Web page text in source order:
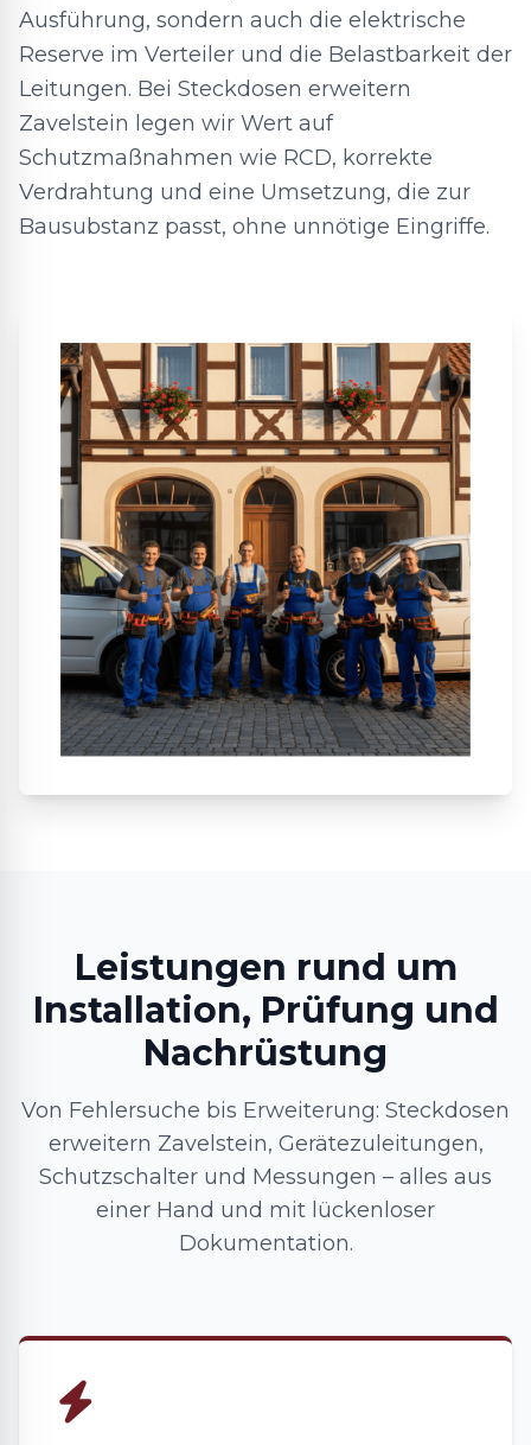
Ausführung, sondern auch die elektrische
Reserve im Verteiler und die Belastbarkeit der
Leitungen. Bei Steckdosen erweitern
Zavelstein legen wir Wert auf
Schutzmaßnahmen wie RCD, korrekte
Verdrahtung und eine Umsetzung, die zur
Bausubstanz passt, ohne unnötige Eingriffe.
Leistungen rund um
Installation, Prüfung und
Nachrüstung
Von Fehlersuche bis Erweiterung: Steckdosen
erweitern Zavelstein, Gerätezuleitungen,
Schutzschalter und Messungen – alles aus
einer Hand und mit lückenloser
Dokumentation.